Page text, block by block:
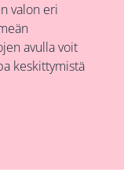
valon eri
avulla voit
keskittymistä